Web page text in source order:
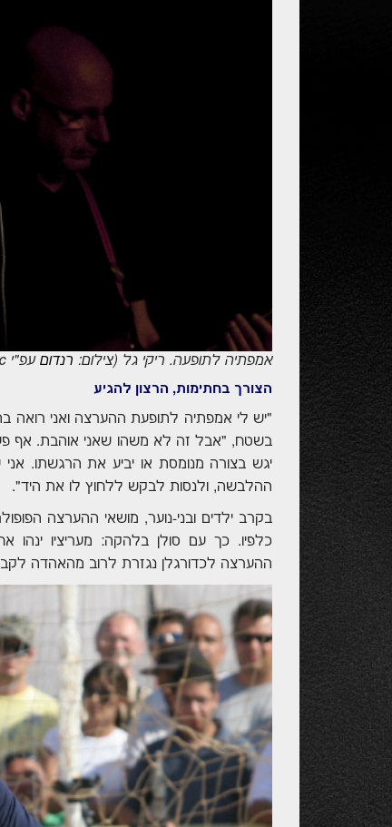
אמפתיה לתופעה. ריקי גל (צילום: רנדום עפ"י
הצורך בחתימות, הרצון להגיע
בשטח, "אבל זה לא משהו שאני אוהבת. אף
יגש בצורה מנומסת או יביע את הרגשתו.
ההלבשה, ולנסות לבקש ללחוץ לו את היד".
בקרב ילדים ובני-נוער, מושאי ההערצה
כלפיו. כך עם סולן בלהקה: מעריציו
ההערצה לכדורגלן נגזרת לרוב מהאהדה